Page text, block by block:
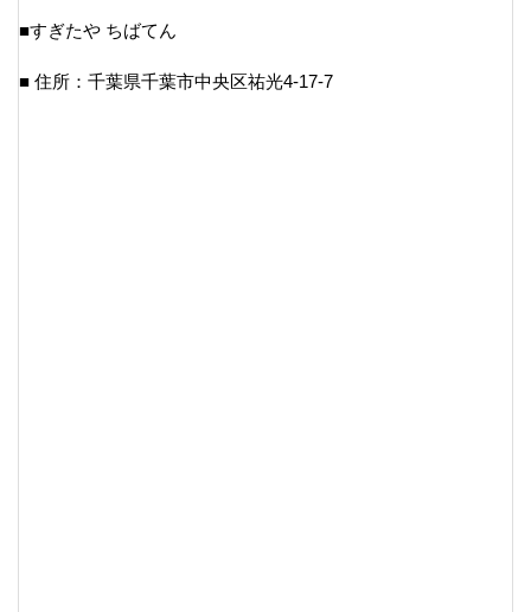
■すぎたや ちばてん
■ 住所：千葉県千葉市中央区祐光4-17-7